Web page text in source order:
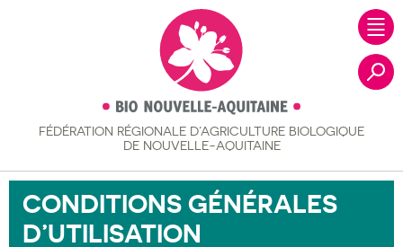
FÉDÉRATION RÉGIONALE D’AGRICULTURE BIOLOGIQUE
DE NOUVELLE-AQUITAINE
CONDITIONS GÉNÉRALES
D’UTILISATION